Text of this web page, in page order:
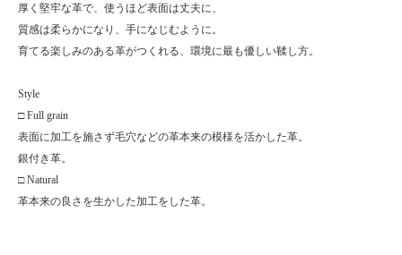
厚く堅牢な革で、使うほど表面は丈夫に、
質感は柔らかになり、手になじむように。
育てる楽しみのある革がつくれる、環境に最も優しい鞣し方。
Style
□ Full grain
表面に加工を施さず毛穴などの革本来の模様を活かした革。
銀付き革。
□ Natural
革本来の良さを生かした加工をした革。